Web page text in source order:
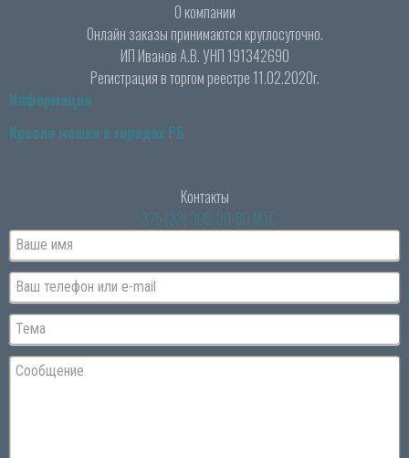
О компании
Онлайн заказы принимаются круглосуточно.
ИП Иванов А.В. УНП 191342690
Регистрация в торгом реестре 11.02.2020г.
Информация
Кресла мешки в городах РБ
Контакты
+375 (33) 305-30-80 МТС